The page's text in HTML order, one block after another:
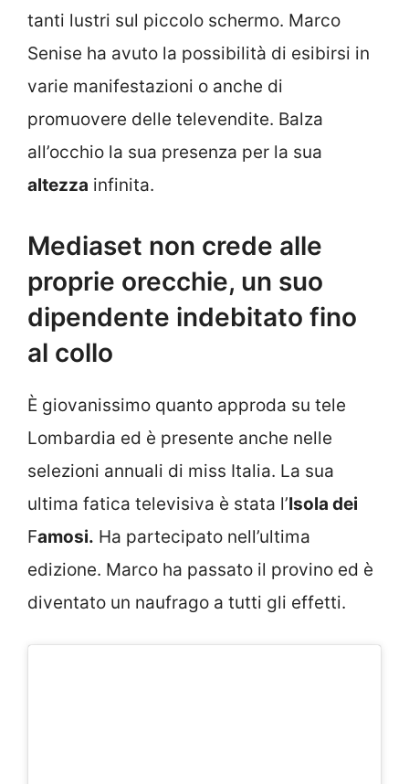
tanti lustri sul piccolo schermo. Marco
Senise ha avuto la possibilità di esibirsi in
varie manifestazioni o anche di
promuovere delle televendite. Balza
all’occhio la sua presenza per la sua
altezza infinita.
Mediaset non crede alle
proprie orecchie, un suo
dipendente indebitato fino
al collo
È giovanissimo quanto approda su tele
Lombardia ed è presente anche nelle
selezioni annuali di miss Italia. La sua
ultima fatica televisiva è stata l’Isola dei
Famosi. Ha partecipato nell’ultima
edizione. Marco ha passato il provino ed è
diventato un naufrago a tutti gli effetti.